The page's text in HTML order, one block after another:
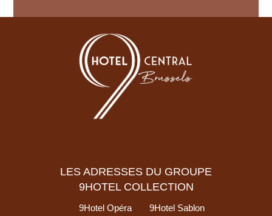
LES ADRESSES DU GROUPE
9HOTEL COLLECTION
9Hotel Opéra
9Hotel Sablon